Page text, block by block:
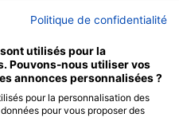
Politique de confidentialité
utilisés pour la
Pouvons-nous utiliser vos
annonces personnalisées ?
pour la personnalisation des
pour vous proposer des